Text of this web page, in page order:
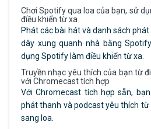
Chơi Spotify qua loa của bạn, sử
điều khiển từ xa
Phát các bài hát và danh sách
dây xung quanh nhà bằng
dụng Spotify làm điều khiển từ xa.
Truyền nhạc yêu thích của bạn từ
với Chromecast tích hợp
Với Chromecast tích hợp sẵn,
phát thanh và podcast yêu thích từ
sang loa.